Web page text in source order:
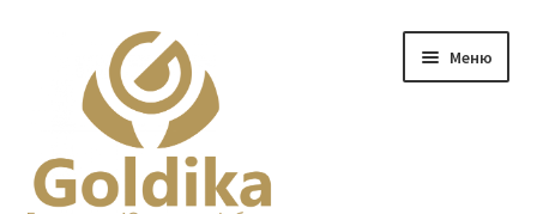
навигации
содержимому
Меню